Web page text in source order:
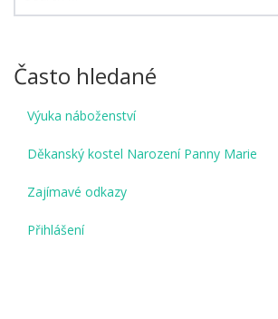
Často hledané
Výuka náboženství
Děkanský kostel Narození Panny Marie
Zajímavé odkazy
Přihlášení